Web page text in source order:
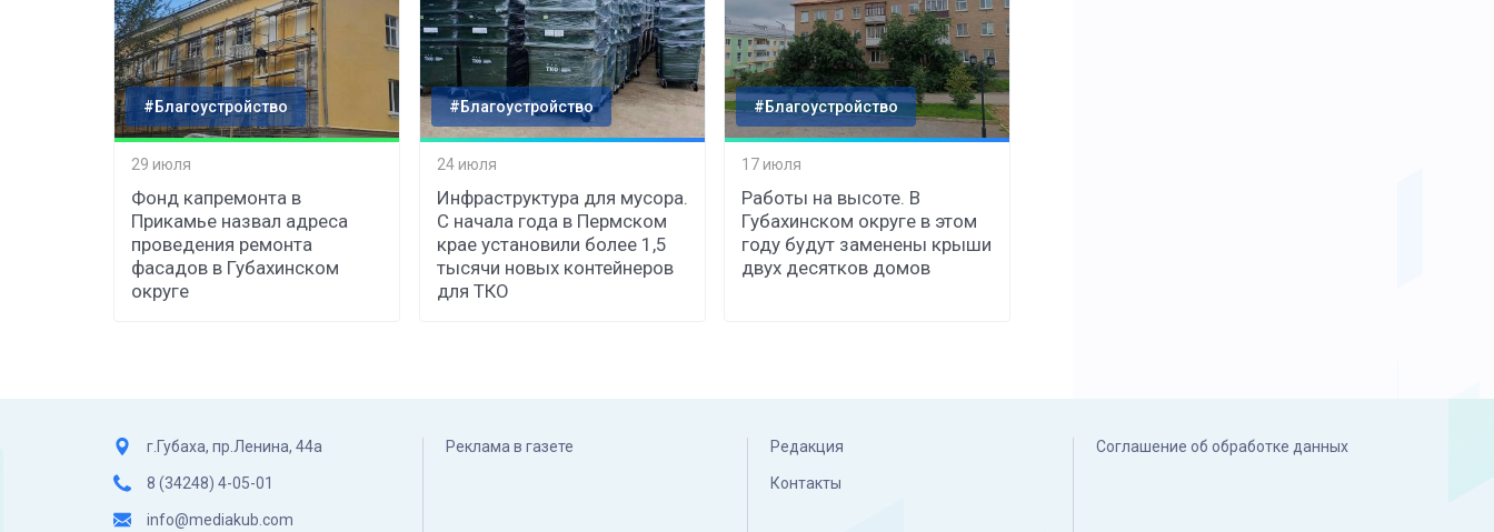
#Благоустройство
29 июля
Фонд капремонта в
Прикамье назвал адреса
проведения ремонта
фасадов в Губахинском
округе
#Благоустройство
24 июля
Инфраструктура для мусора.
С начала года в Пермском
крае установили более 1,5
тысячи новых контейнеров
для ТКО
#Благоустройство
17 июля
Работы на высоте. В
Губахинском округе в этом
году будут заменены крыши
двух десятков домов
г.Губаха, пр.Ленина, 44а
8 (34248) 4-05-01
info@mediakub.com
Реклама в газете Редакция
Контакты
Соглашение об обработке данных